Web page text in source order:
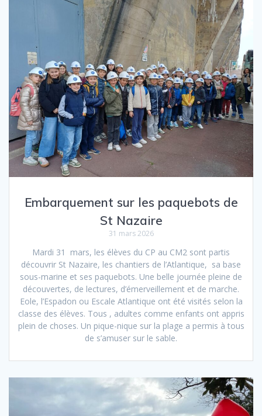
Embarquement sur les paquebots de
St Nazaire
31 mars 2026
Mardi 31 mars, les élèves du CP au CM2 sont partis
découvrir St Nazaire, les chantiers de l’Atlantique, sa base
sous-marine et ses paquebots. Une belle journée pleine de
découvertes, de lectures, d’émerveillement et de marche.
Eole, l’Espadon ou Escale Atlantique ont été visités selon la
classe des élèves. Tous , adultes comme enfants ont appris
plein de choses. Un pique-nique sur la plage a permis à tous
de s’amuser sur le sable.